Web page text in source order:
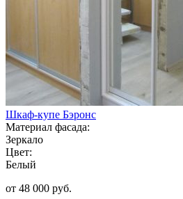
Шкаф-купе Бэронс
Материал фасада:
Зеркало
Цвет:
Белый
от 48 000 руб.